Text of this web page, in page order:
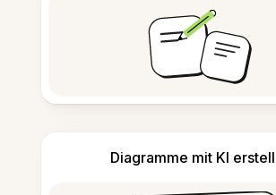
Diagramme mit KI